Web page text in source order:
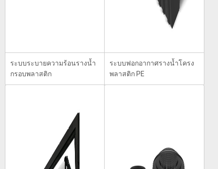
ระบบระบายความร้อนรางน้ำ
กรอบพลาสติก
ระบบฟอกอากาศรางน้ำโครง
พลาสติก PE